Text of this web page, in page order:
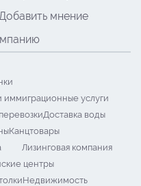
Добавить мнение
иммиграционные услуги
Доставка воды
Канцтовары
Лизинговая компания
центры
Недвижимость